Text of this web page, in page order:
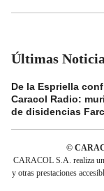
Últimas
De la Espriella
Caracol Radio:
de disidencias Farc
©
CARACOL S.A. realiza
y otras prestaciones